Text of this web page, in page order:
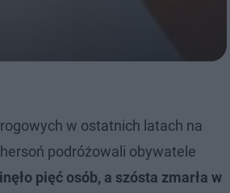
w ostatnich latach na
podróżowali obywatele
pięć osób, a szósta zmarła w